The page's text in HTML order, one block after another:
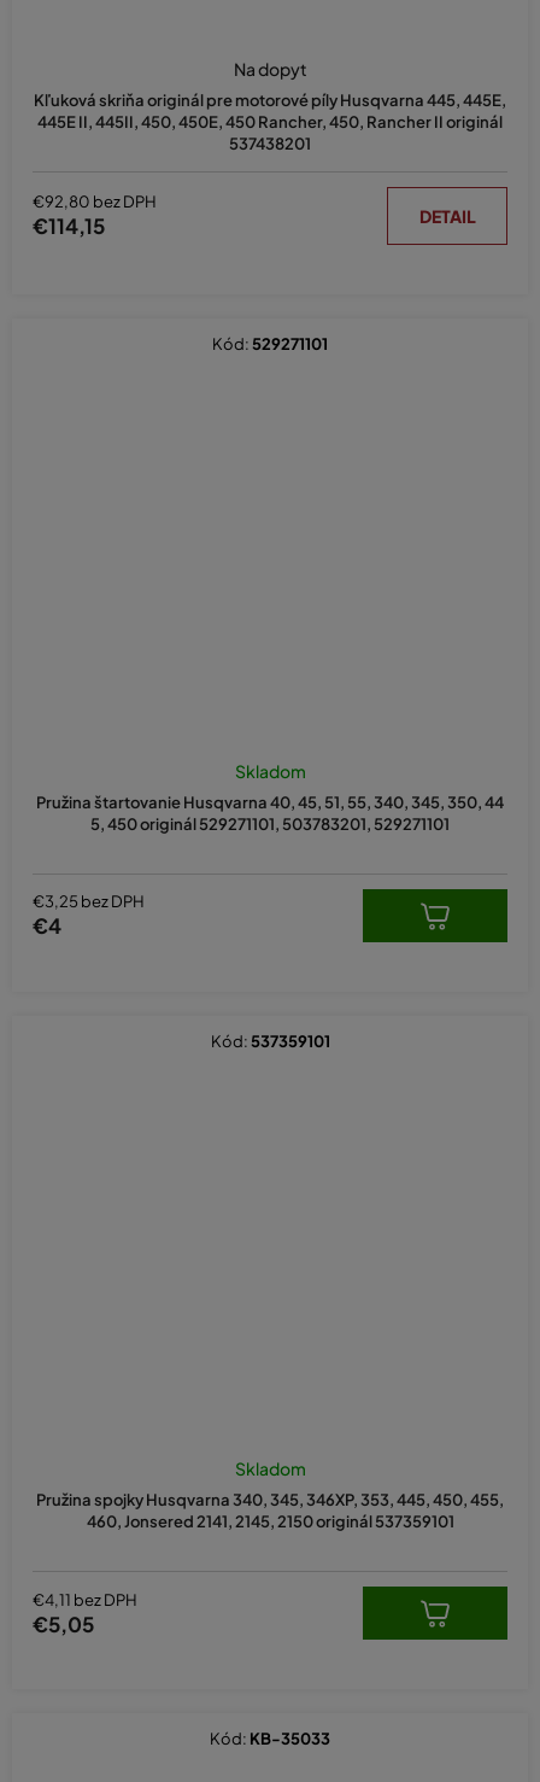
Kľuková skriňa originál pre motorové píly Husqvarna 445, 445E,
445E II, 445II, 450, 450E, 450 Rancher, 450, Rancher II originál
537438201
Na dopyt
€92,80 bez DPH
€114,15 DETAIL
Pružina štartovanie Husqvarna 40, 45, 51, 55, 340, 345, 350, 44
5, 450 originál 529271101, 503783201, 529271101
hodnotenie
je
5,0
Skladom
€3,25 bez DPH
€4
Kód: 529271101
Pružina spojky Husqvarna 340, 345, 346XP, 353, 445, 450, 455,
460, Jonsered 2141, 2145, 2150 originál 537359101
Skladom
€4,11 bez DPH
€5,05
Kód: 537359101
Kód: KB-35033